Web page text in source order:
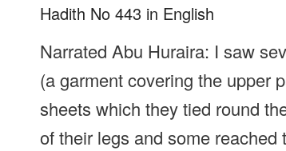
Hadith No 443 in English
Narrated Abu Huraira: I saw
(a garment covering the upper
sheets which they tied round
of their legs and some